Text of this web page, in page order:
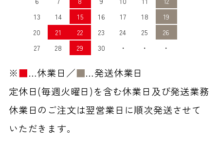
13
14 15 16 17 18
19
20
21 22 23 24 25
26
27
28 29 30 ・ ・ ・
※■…休業日／■…発送休業日
定休日(毎週火曜日)を含む休業日及び発送業務
休業日のご注文は翌営業日に順次発送させて
いただきます。